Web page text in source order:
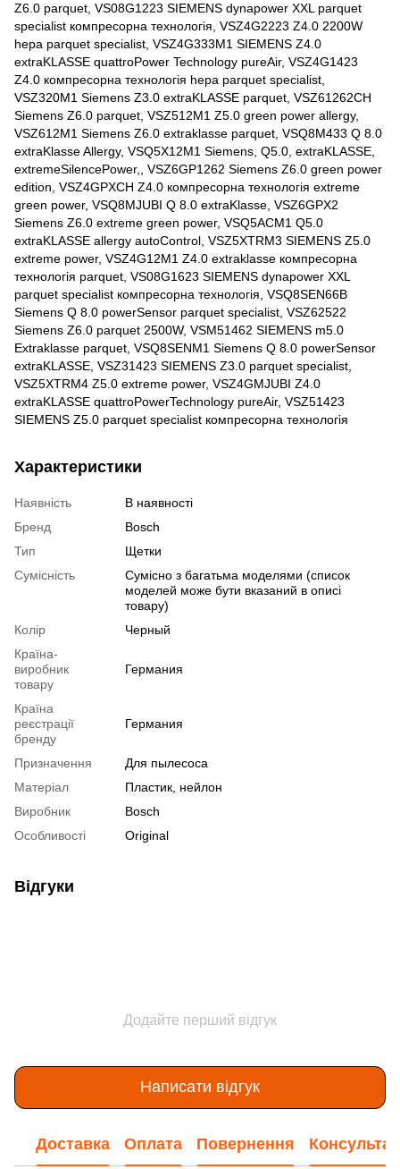
Z6.0 parquet, VS08G1223 SIEMENS dynapower XXL parquet
specialist компресорна технологія, VSZ4G2223 Z4.0 2200W
hepa parquet specialist, VSZ4G333M1 SIEMENS Z4.0
extraKLASSE quattroPower Technology pureAir, VSZ4G1423
Z4.0 компресорна технологія hepa parquet specialist,
VSZ320M1 Siemens Z3.0 extraKLASSE parquet, VSZ61262CH
Siemens Z6.0 parquet, VSZ512M1 Z5.0 green power allergy,
VSZ612M1 Siemens Z6.0 extraklasse parquet, VSQ8M433 Q 8.0
extraKlasse Allergy, VSQ5X12M1 Siemens, Q5.0, extraKLASSE,
extremeSilencePower,, VSZ6GP1262 Siemens Z6.0 green power
edition, VSZ4GPXCH Z4.0 компресорна технологія extreme
green power, VSQ8MJUBI Q 8.0 extraKlasse, VSZ6GPX2
Siemens Z6.0 extreme green power, VSQ5ACM1 Q5.0
extraKLASSE allergy autoControl, VSZ5XTRM3 SIEMENS Z5.0
extreme power, VSZ4G12M1 Z4.0 extraklasse компресорна
технологія parquet, VS08G1623 SIEMENS dynapower XXL
parquet specialist компресорна технологія, VSQ8SEN66B
Siemens Q 8.0 powerSensor parquet specialist, VSZ62522
Siemens Z6.0 parquet 2500W, VSM51462 SIEMENS m5.0
Extraklasse parquet, VSQ8SENM1 Siemens Q 8.0 powerSensor
extraKLASSE, VSZ31423 SIEMENS Z3.0 parquet specialist,
VSZ5XTRM4 Z5.0 extreme power, VSZ4GMJUBI Z4.0
extraKLASSE quattroPowerTechnology pureAir, VSZ51423
SIEMENS Z5.0 parquet specialist компресорна технологія
Характеристики
Наявність
В наявності
Бренд
Bosch
Тип
Щетки
Сумісність
Сумісно з багатьма моделями (список
моделей може бути вказаний в описі
товару)
Колір
Черный
Країна-
виробник
товару
Германия
Країна
реєстрації
бренду
Германия
Призначення
Для пылесоса
Матеріал
Пластик, нейлон
Виробник
Bosch
Особливості
Original
Відгуки
Додайте перший відгук
Написати відгук
Доставка Оплата Повернення